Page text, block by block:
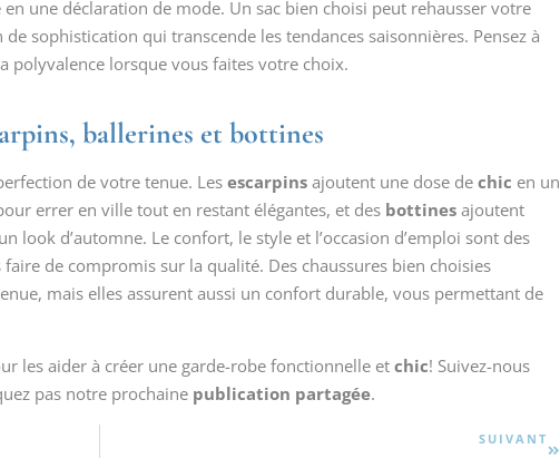
une déclaration de mode. Un sac bien choisi peut rehausser votre
sophistication qui transcende les tendances saisonnières. Pensez à
polyvalence lorsque vous faites votre choix.
ballerines et bottines
de votre tenue. Les escarpins ajoutent une dose de chic en un
errer en ville tout en restant élégantes, et des bottines ajoutent
look d’automne. Le confort, le style et l’occasion d’emploi sont des
de compromis sur la qualité. Des chaussures bien choisies
mais elles assurent aussi un confort durable, vous permettant de
les aider à créer une garde-robe fonctionnelle et chic! Suivez-nous
pas notre prochaine publication partagée.
SUIVANT